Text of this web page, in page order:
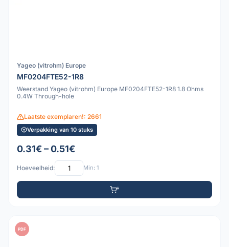
Yageo (vitrohm) Europe
MF0204FTE52-1R8
Weerstand Yageo (vitrohm) Europe MF0204FTE52-1R8 1.8 Ohms
0.4W Through-hole
Laatste exemplaren!: 2661
Verpakking van 10 stuks
0.31€ – 0.51€
Hoeveelheid: Min: 1
PDF